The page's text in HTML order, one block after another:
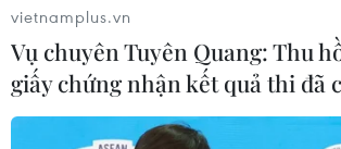
vietnamplus.vn
Vụ chuyên Tuyên Quang: Thu
giấy chứng nhận kết quả thi đã